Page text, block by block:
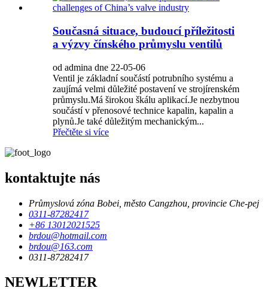
Současná situace, budoucí příležitosti
a výzvy čínského průmyslu ventilů
od admina dne 22-05-06
Ventil je základní součástí potrubního systému a
zaujímá velmi důležité postavení ve strojírenském
průmyslu.Má širokou škálu aplikací.Je nezbytnou
součástí v přenosové technice kapalin, kapalin a
plynů.Je také důležitým mechanickým...
Přečtěte si více
kontaktujte nás
Průmyslová zóna Bobei, město Cangzhou, provincie Che-pej
0311-87282417
+86 13012021525
brdou@hotmail.com
brdou@163.com
0311-87282417
NEWLETTER